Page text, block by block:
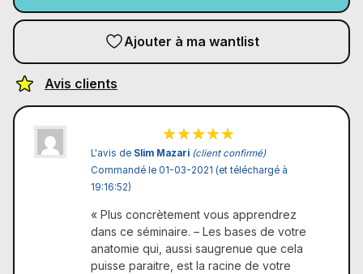
Ajouter à ma wantlist
Avis clients
L'avis de Slim Mazari (client confirmé)
Commandé le 01-03-2021 (et téléchargé à
19:16:52)
« Plus concrètement vous apprendrez
dans ce séminaire. – Les bases de votre
anatomie qui, aussi saugrenue que cela
puisse paraitre, est la racine de votre